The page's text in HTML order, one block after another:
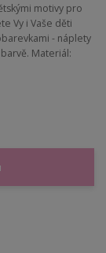
motivy pro
Vy i Vaše děti
- náplety
Materiál: